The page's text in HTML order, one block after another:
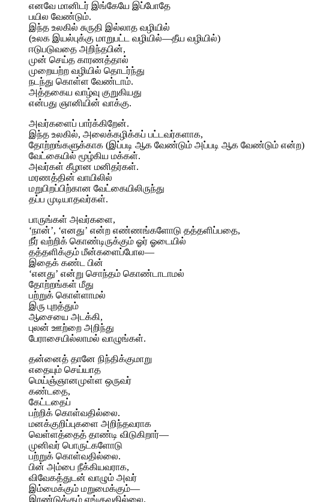
எனவே மானிடர் இங்கேயே இப்போதே
பயில வேண்டும்.
இந்த உலகில் சுருதி இல்லாத வழியில்
(உலக இயல்புக்கு மாறுபட்ட வழியில்—தீய வழியில்)
ஈடுபடுவதை அறிந்தபின்,
முன் செய்த காரணத்தால்
முறையற்ற வழியில் தொடர்ந்து
நடந்து கொள்ள வேண்டாம்.
அத்தகைய வாழ்வு குறுகியது
என்பது ஞானியின் வாக்கு.
அவர்களைப் பார்க்கிறேன்.
இந்த உலகில், அலைக்கழிக்கப் பட்டவர்களாக,
தோற்றங்களுக்காக (இப்படி ஆக வேண்டும் அப்படி ஆக வேண்டும் என்ற)
வேட்கையில் மூழ்கிய மக்கள்.
அவர்கள் கீழான மனிதர்கள்.
மரணத்தின் வாயிலில்
மறுபிறப்பிற்கான வேட்கையிலிருந்து
தப்ப முடியாதவர்கள்.
பாருங்கள் அவர்களை,
‘நான்’, ‘எனது’ என்ற எண்ணங்களோடு தத்தளிப்பதை,
நீர் வற்றிக் கொண்டிருக்கும் ஓர் ஓடையில்
தத்தளிக்கும் மீன்களைப்போல—
இதைக் கண்ட பின்
‘எனது’ என்று சொந்தம் கொண்டாடாமல்
தோற்றங்கள் மீது
பற்றுக் கொள்ளாமல்
இரு புறத்தும்
ஆசையை அடக்கி,
புலன் ஊற்றை அறிந்து
பேராசையில்லாமல் வாழுங்கள்.
தன்னைத் தானே நிந்திக்குமாறு
எதையும் செய்யாத
மெய்ஞ்ஞானமுள்ள ஒருவர்
கண்டதை,
கேட்டதைப்
பற்றிக் கொள்வதில்லை.
மனக்குறிப்புகளை அறிந்தவராக
வெள்ளத்தைத் தாண்டி விடுகிறார்—
முனிவர் பொருட்களோடு
பற்றுக் கொள்வதில்லை.
பின் அம்பை நீக்கியவராக,
விவேகத்துடன் வாழும் அவர்
இம்மைக்கும் மறுமைக்கும்—
இரண்டுக்கும் ஏங்குவதில்லை.